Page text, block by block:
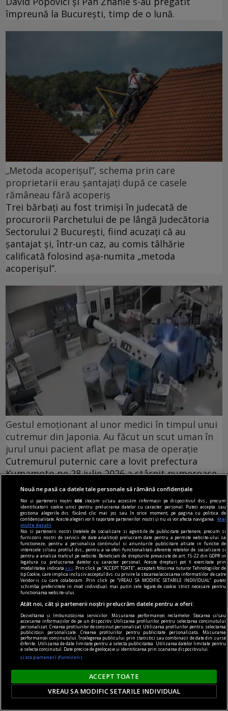
împreună la București, timp de o lună.
„Metoda acoperișul”, schema prin care
proprietarii erau șantajați după ce casele
rămâneau fără acoperiș
Trei bărbați au fost trimiși în judecată de
procurorii Parchetului de pe lângă Judecătoria
Sectorului 2 București, fiind acuzați că au
șantajat și, într-un caz, au comis tâlhărie
calificată folosind așa-numita „metoda
acoperișul”.
Gestul emoționant al unor medici în timpul unui
cutremur din Japonia. Au făcut un scut uman în
jurul unui pacient aflat pe masa de operație
Cutremurul puternic care a lovit prefectura
Kumamoto pe 28 iulie 2026 a stârnit numeroase
reacții online - nu doar din cauza intensității
seismului, ci și datorită calmului extraordinar
demonstrat într-o sală de operație.
Administrația Trump verifică rețelele sociale ale
jurnaliștilor străini care solicită vize pentru SUA
Administrația americană pregătește extinderea
Nouă ne pasă ca datele tale personale să rămână confidențiale
Noi și partenerii noștri606 stocăm și/sau accesăm informații pe dispozitivul dvs., precum
identificatorii cookie unici pentru prelucrarea datelor cu caracter personal. Puteți accepta sau
gestiona alegerile dvs. făcând clic mai jos sau în orice moment, pe pagina cu politica de
confidențialitate. Aceste alegeri vor fi raportate partenerilor noștri și nu vă vor afecta navigarea.
Mai
multe detalii
Noi si partenerii nostri (retelele de socializare si agentiile de publicitate partenere, precum si
furnizorii nostri de servicii de date analitice) prelucram date pentru a permite website-ului sa
functioneze, pentru a personaliza continutul si anunturile publicitare afisate in functie de
interesele si/sau profilul dvs., pentru a va oferi functionalitati aferente retelelor de socializare si
pentru a analiza traficul pe website. Beneficiati de drepturile prevazute de art. 15-22 din GDPR in
legatura cu prelucrarea datelor cu caracter personal. Aceste drepturi pot fi exercitate prin
modalitatea indicataaici
. Prin click pe “ACCEPT TOATE”, acceptati folosirea tuturor Tehnologiilor de
tip Cookie, care implica inclusiv acceptul dvs. cu privire la stocarea/accesarea informatiilor de catre
Vendor-ii cu care colaboram. Prin click pe “VREAU SA MODIFIC SETARILE INDIVIDUAL” puteti
schimba preferintele in mod individual, mai putin cele legate de cookie strict necesare pentru
functionarea website-ului.
Atât noi, cât și partenerii noștri prelucrăm datele pentru a oferi:
Dezvoltarea și îmbunătățirea serviciilor. Măsurarea performanței reclamelor. Stocarea și/sau
accesarea informațiilor de pe un dispozitiv. Utilizarea profilurilor pentru selectarea conținutului
personalizat. Crearea profilurilor de conținut personalizat. Utilizarea profilurilor pentru selectarea
publicității personalizate. Crearea profilurilor pentru publicitate personalizată. Măsurarea
performanței conținutului. Înțelegerea publicului prin statistici sau combinații de date din surse
diferite. Utilizarea de date limitate pentru a selecta publicitatea. Utilizarea datelor limitate pentru
a selecta conținutul. Date precise de geolocație și identificarea prin scanarea dispozitivului.
Listă parteneri (furnizori)
ACCEPT TOATE
VREAU SA MODIFIC SETARILE INDIVIDUAL